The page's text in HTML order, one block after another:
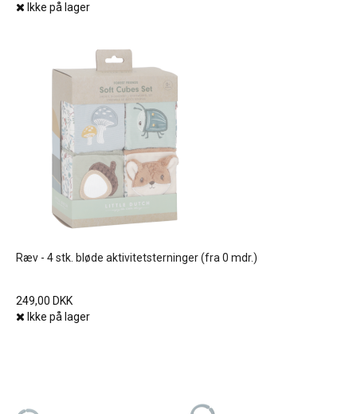
Ikke på lager
Ræv - 4 stk. bløde aktivitetsterninger (fra 0 mdr.)
249,00 DKK
Ikke på lager